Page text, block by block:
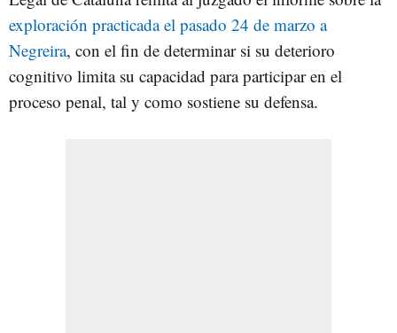
exploración practicada el pasado 24 de marzo a
Negreira, con el fin de determinar si su deterioro
cognitivo limita su capacidad para participar en el
proceso penal, tal y como sostiene su defensa.